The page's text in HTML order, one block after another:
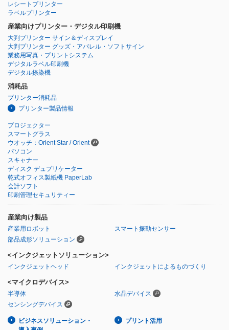
レシートプリンター
ラベルプリンター
産業向けプリンター・デジタル印刷機
大判プリンター サイン＆ディスプレイ
大判プリンター グッズ・アパレル・ソフトサイン
業務用写真・プリントシステム
デジタルラベル印刷機
デジタル捺染機
消耗品
プリンター消耗品
プリンター製品情報
プロジェクター
スマートグラス
ウオッチ：Orient Star / Orient
パソコン
スキャナー
ディスク デュプリケーター
乾式オフィス製紙機 PaperLab
会計ソフト
印刷管理セキュリティー
産業向け製品
産業用ロボット
スマート振動センサー
部品成形ソリューション
<インクジェットソリューション>
インクジェットヘッド インクジェットによるものづくり
<マイクロデバイス>
半導体
水晶デバイス
センシングデバイス
ビジネスソリューション・
プリント活用